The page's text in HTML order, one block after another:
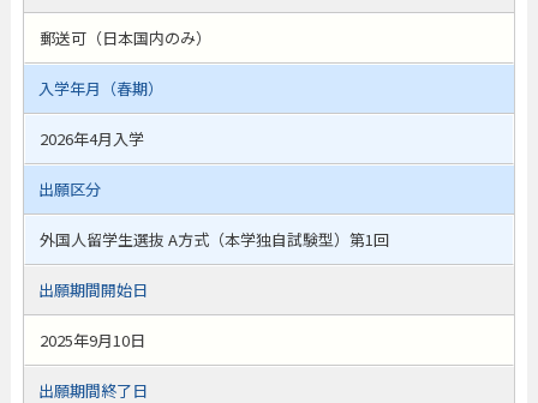
郵送可（日本国内のみ）
入学年月（春期）
2026年4月入学
出願区分
外国人留学生選抜 A方式（本学独自試験型）第1回
出願期間開始日
2025年9月10日
出願期間終了日